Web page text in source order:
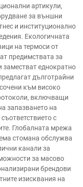
артикули,
за външни
и институционално
Екологичната
на термоси от
предимствата за
заместват еднократно
дълготрайни
към високо
включващи
запазването на
с
Глобалната мрежа
стомана обслужва
канали за
за масово
брендови
изисквания на